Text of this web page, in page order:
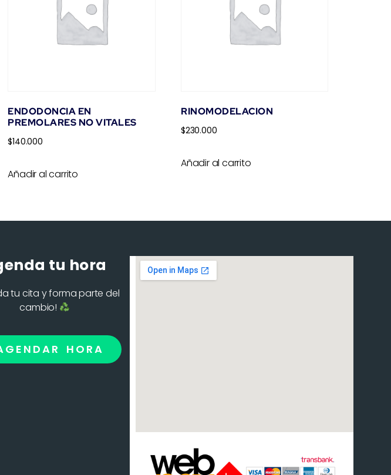
ENDODONCIA EN
PREMOLARES NO VITALES
$140.000
Añadir al carrito
RINOMODELACION
$230.000
Añadir al carrito
tu hora
tu cita y forma parte del
cambio!
HORA